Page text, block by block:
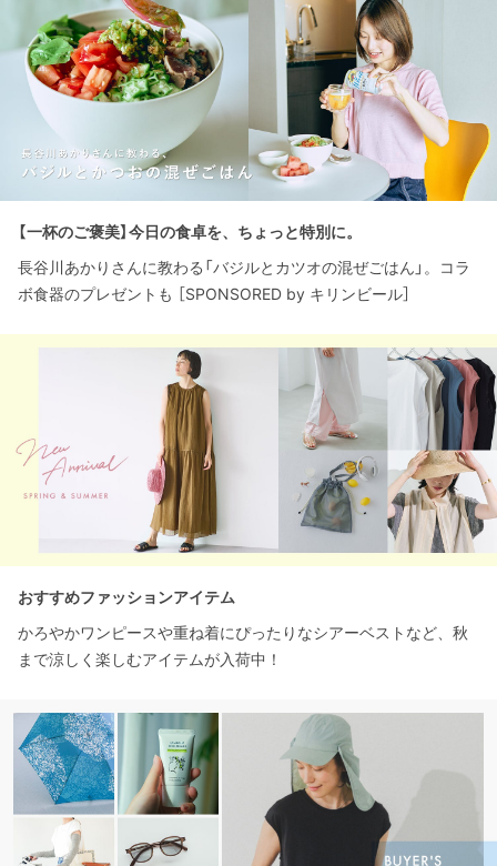
【一杯のご褒美】今日の食卓を、ちょっと特別に。
長谷川あかりさんに教わる「バジルとカツオの混ぜごはん」。コラ
ボ食器のプレゼントも ［SPONSORED by キリンビール］
おすすめファッションアイテム
かろやかワンピースや重ね着にぴったりなシアーベストなど、秋
まで涼しく楽しむアイテムが入荷中！